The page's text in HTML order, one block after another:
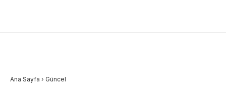
Ana Sayfa › Güncel